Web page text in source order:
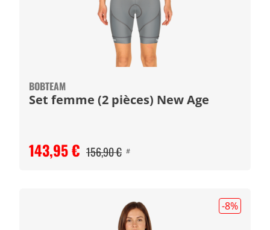
BOBTEAM
Set femme (2 pièces) New Age
143,95 € 156,90 € #
-8%